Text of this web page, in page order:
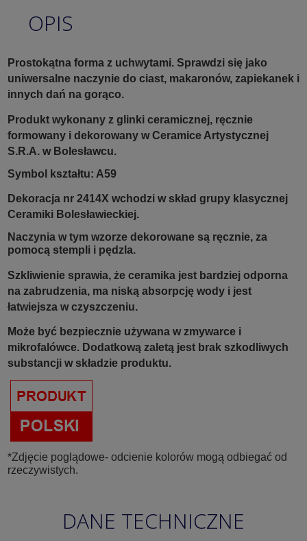
OPIS
Prostokątna forma z uchwytami. Sprawdzi się jako
uniwersalne naczynie do ciast, makaronów, zapiekanek i
innych dań na gorąco.
Produkt wykonany z glinki ceramicznej, ręcznie
formowany i dekorowany w Ceramice Artystycznej
S.R.A. w Bolesławcu.
Symbol kształtu: A59
Dekoracja nr 2414X wchodzi w skład grupy klasycznej
Ceramiki Bolesławieckiej.
Naczynia w tym wzorze dekorowane są ręcznie, za
pomocą stempli i pędzla.
Szkliwienie sprawia, że ceramika jest bardziej odporna
na zabrudzenia, ma niską absorpcję wody i jest
łatwiejsza w czyszczeniu.
Może być bezpiecznie używana w zmywarce i
mikrofalówce. Dodatkową zaletą jest brak szkodliwych
substancji w składzie produktu.
*Zdjęcie poglądowe- odcienie kolorów mogą odbiegać od
rzeczywistych.
DANE TECHNICZNE